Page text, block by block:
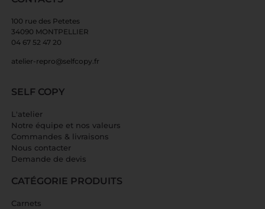
100 rue des Petetes
34090 MONTPELLIER
04 67 52 47 20
atelier-repro@selfcopy.fr
SELF COPY
L'atelier
Notre équipe et nos valeurs
Commandes & livraisons
Nous contacter
Demande de devis
CATÉGORIE PRODUITS
Carnets